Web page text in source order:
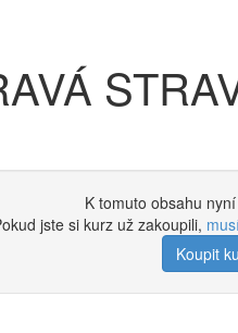
K tomuto obsahu
jste si kurz už zakoupili,
Koupit